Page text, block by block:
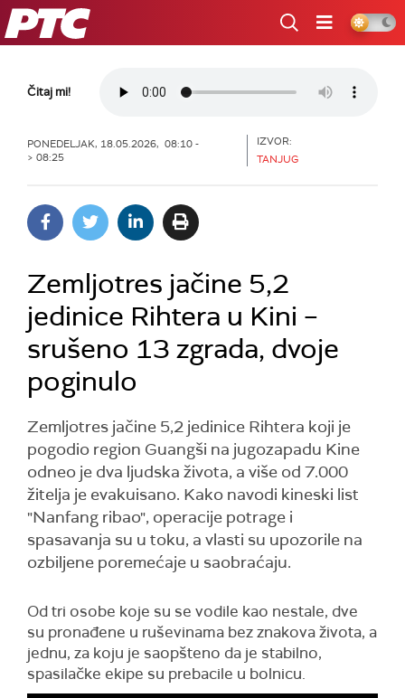
RTS
Čitaj mi!
PONEDELJAK, 18.05.2026, 08:10 -
> 08:25
IZVOR:
TANJUG
Zemljotres jačine 5,2
jedinice Rihtera u Kini –
srušeno 13 zgrada, dvoje
poginulo
Zemljotres jačine 5,2 jedinice Rihtera koji je
pogodio region Guangši na jugozapadu Kine
odneo je dva ljudska života, a više od 7.000
žitelja je evakuisano. Kako navodi kineski list
"Nanfang ribao", operacije potrage i
spasavanja su u toku, a vlasti su upozorile na
ozbiljene poremećaje u saobraćaju.
Od tri osobe koje su se vodile kao nestale, dve
su pronađene u ruševinama bez znakova života, a
jednu, za koju je saopšteno da je stabilno,
spasilačke ekipe su prebacile u bolnicu.